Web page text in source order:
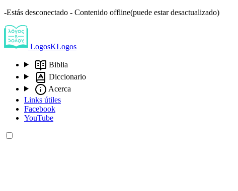
-Estás desconectado - Contenido offline(puede estar desactualizado)
LogosKLogos
Biblia
Diccionario
Acerca
Links útiles
Facebook
YouTube